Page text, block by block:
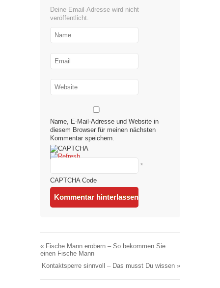
Deine Email-Adresse wird nicht
veröffentlicht.
Name, E-Mail-Adresse und Website in
diesem Browser für meinen nächsten
Kommentar speichern.
CAPTCHA Code
*
«Fische Mann erobern – So bekommen Sie
einen Fische Mann
Kontaktsperre sinnvoll – Das musst Du wissen »